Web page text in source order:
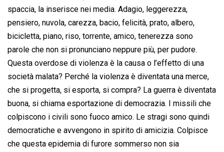
spaccia, la inserisce nei media. Adagio, leggerezza,
pensiero, nuvola, carezza, bacio, felicità, prato, albero,
bicicletta, piano, riso, torrente, amico, tenerezza sono
parole che non si pronunciano neppure più, per pudore.
Questa overdose di violenza è la causa o l’effetto di una
società malata? Perché la violenza è diventata una merce,
che si progetta, si esporta, si compra? La guerra è diventata
buona, si chiama esportazione di democrazia. I missili che
colpiscono i civili sono fuoco amico. Le stragi sono quindi
democratiche e avvengono in spirito di amicizia. Colpisce
che questa epidemia di furore sommerso non sia